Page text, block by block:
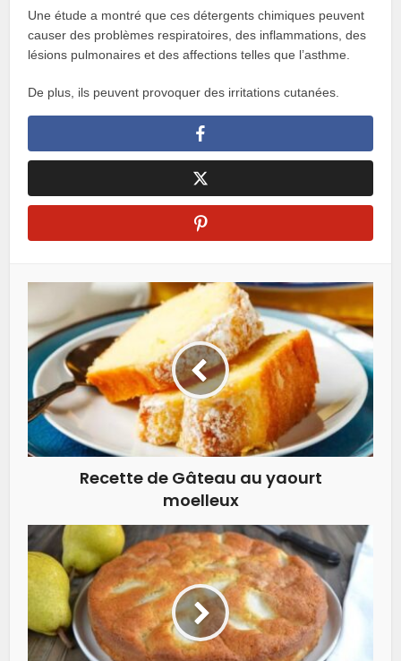
Une étude a montré que ces détergents chimiques peuvent
causer des problèmes respiratoires, des inflammations, des
lésions pulmonaires et des affections telles que l’asthme.
De plus, ils peuvent provoquer des irritations cutanées.
Recette de Gâteau au yaourt
moelleux